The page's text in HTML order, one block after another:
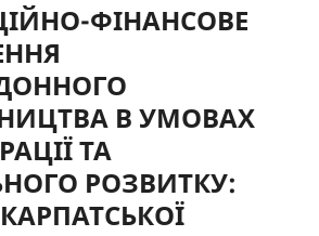
ФІНАНСОВЕ
В УМОВАХ
ТА
РОЗВИТКУ: